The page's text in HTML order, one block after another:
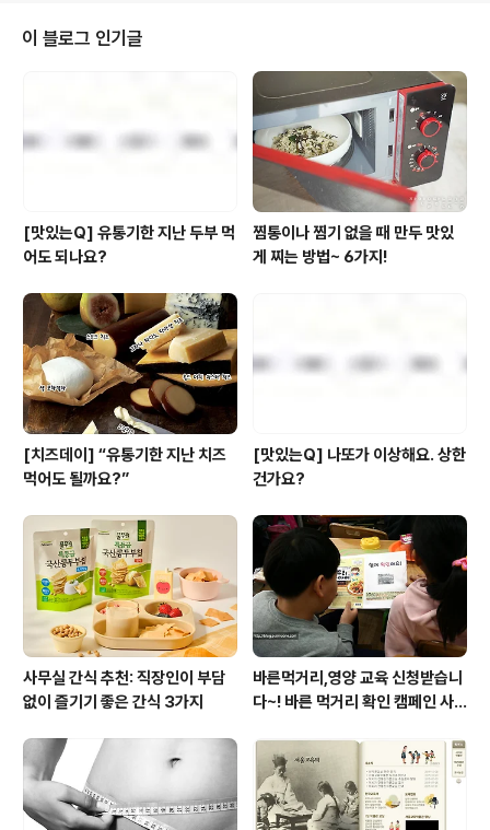
0g, 라임즙 1큰술, 설탕 1/2작은술, 소금, 후춧가루 약간}
만들어보세요 1. 달걀은 알끈을 제거하고 볼에 풀어 준다.
2. 달걀에 우유, 소금, 후춧가루를 섞어 달걀물을 만든다.
3. 양파는 다지고, 고수는 1cm 길이로 자른다. 4. 달군 팬
에 오일을 두르고 양파를 투명해질 때까지 볶..
이 블로그 인기글
[맛있는Q] 유통기한 지난 두부 먹
어도 되나요?
찜통이나 찜기 없을 때 만두 맛있
게 찌는 방법~ 6가지!
[치즈데이] “유통기한 지난 치즈
먹어도 될까요?”
[맛있는Q] 나또가 이상해요. 상한
건가요?
사무실 간식 추천: 직장인이 부담
없이 즐기기 좋은 간식 3가지
바른먹거리,영양 교육 신청받습니
다~! 바른 먹거리 확인 캠페인 사